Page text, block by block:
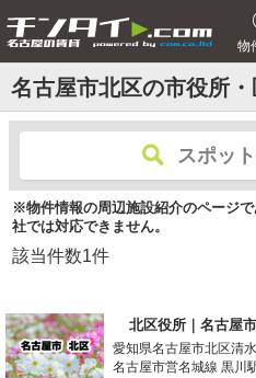
物
名古屋市北区の市役所
スポッ
※物件情報の周辺施設紹介のページ
社では対応できません。
該当件数1件
北区役所｜名古屋
愛知県名古屋市北区清
名古屋市営名城線 黒川